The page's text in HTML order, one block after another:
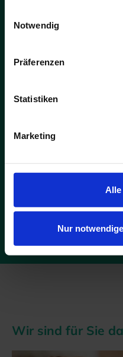
Notwendig
Präferenzen
Statistiken
Marketing
Nur
Die Abmeldung ist jederzeit
Wir sind für Sie